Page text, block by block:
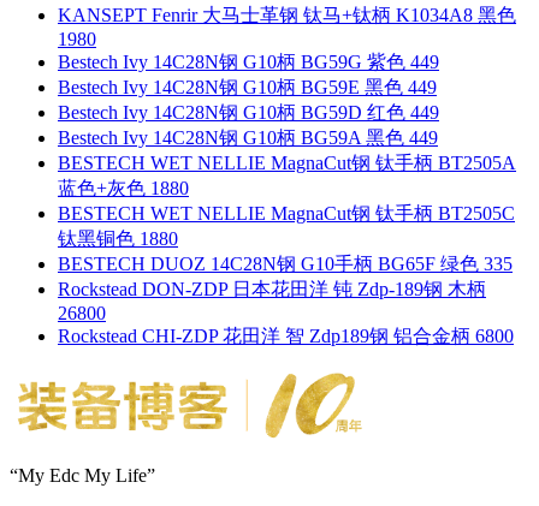
KANSEPT Fenrir 大马士革钢 钛马+钛柄 K1034A8 黑色
1980
Bestech Ivy 14C28N钢 G10柄 BG59G 紫色 449
Bestech Ivy 14C28N钢 G10柄 BG59E 黑色 449
Bestech Ivy 14C28N钢 G10柄 BG59D 红色 449
Bestech Ivy 14C28N钢 G10柄 BG59A 黑色 449
BESTECH WET NELLIE MagnaCut钢 钛手柄 BT2505A
蓝色+灰色 1880
BESTECH WET NELLIE MagnaCut钢 钛手柄 BT2505C
钛黑铜色 1880
BESTECH DUOZ 14C28N钢 G10手柄 BG65F 绿色 335
Rockstead DON-ZDP 日本花田洋 钝 Zdp-189钢 木柄
26800
Rockstead CHI-ZDP 花田洋 智 Zdp189钢 铝合金柄 6800
“My Edc My Life”